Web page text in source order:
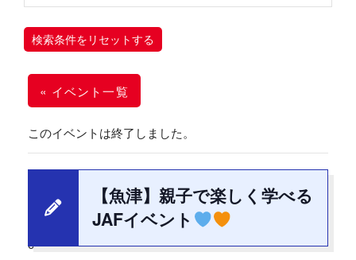
検索条件をリセットする
« イベント一覧
このイベントは終了しました。
【魚津】親子で楽しく学べる
JAFイベント
6月 21日 時間 9:00 AM-4:00 PM無料